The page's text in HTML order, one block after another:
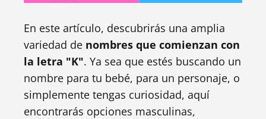
En este artículo, descubrirás una amplia
variedad de nombres que comienzan con
la letra "K". Ya sea que estés buscando un
nombre para tu bebé, para un personaje, o
simplemente tengas curiosidad, aquí
encontrarás opciones masculinas,